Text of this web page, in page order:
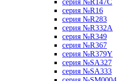
серия №R147C
серия №R16
серия №R283
серия №R332A
серия №R349
серия №R367
серия №R379Y
серия №SA327
серия №SA333